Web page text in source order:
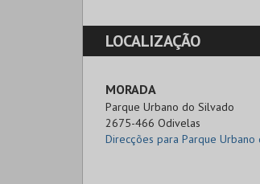
LOCALIZAÇÃO
MORADA
Parque Urbano do Silvado
2675-466 Odivelas
Direcções para Parque Urbano